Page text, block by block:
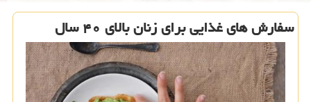
سفارش های غذایی برای زنان بالای ۴۰ سال